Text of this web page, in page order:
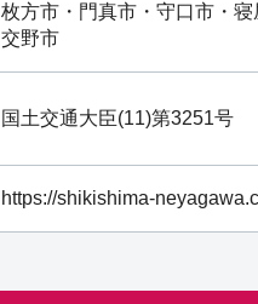
枚方市・門真市・守口市・寝
交野市
国土交通大臣(11)第3251号
https://shikishima-